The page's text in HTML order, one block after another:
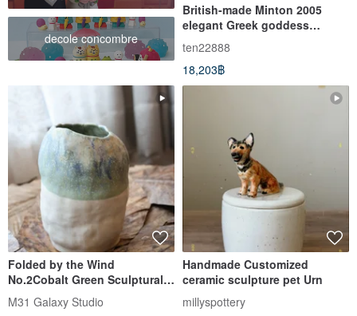
decole concombre
British-made Minton 2005
elegant Greek goddess
art collection decoration
ten22888
18,203฿
Folded by the Wind
No.2Cobalt Green Sculptural
Ceramic Vase
M31 Galaxy Studio
Handmade Customized
ceramic sculpture pet Urn
millyspottery